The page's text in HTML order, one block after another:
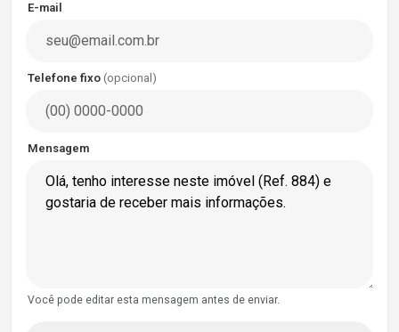
E-mail
Telefone fixo (opcional)
Mensagem
Você pode editar esta mensagem antes de enviar.